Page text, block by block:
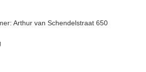
Arthur van Schendelstraat 650